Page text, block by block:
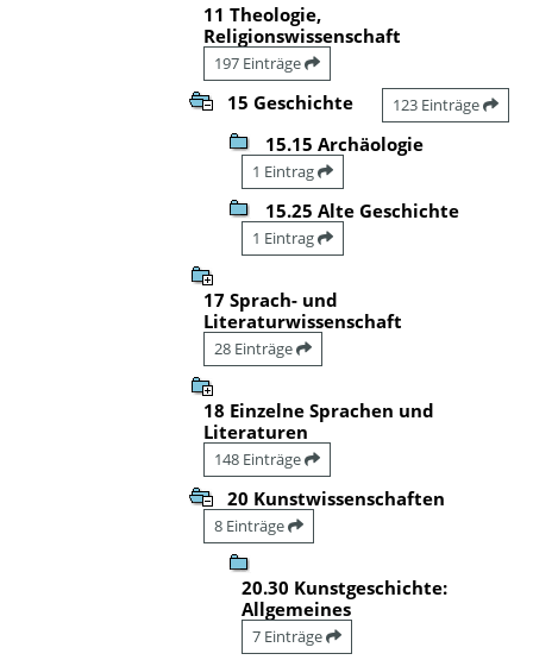
11 Theologie,
Religionswissenschaft
197 Einträge
15 Geschichte 123 Einträge
15.15 Archäologie
1 Eintrag
15.25 Alte Geschichte
1 Eintrag
17 Sprach- und
Literaturwissenschaft
28 Einträge
18 Einzelne Sprachen und
Literaturen
148 Einträge
20 Kunstwissenschaften
8 Einträge
20.30 Kunstgeschichte:
Allgemeines
7 Einträge